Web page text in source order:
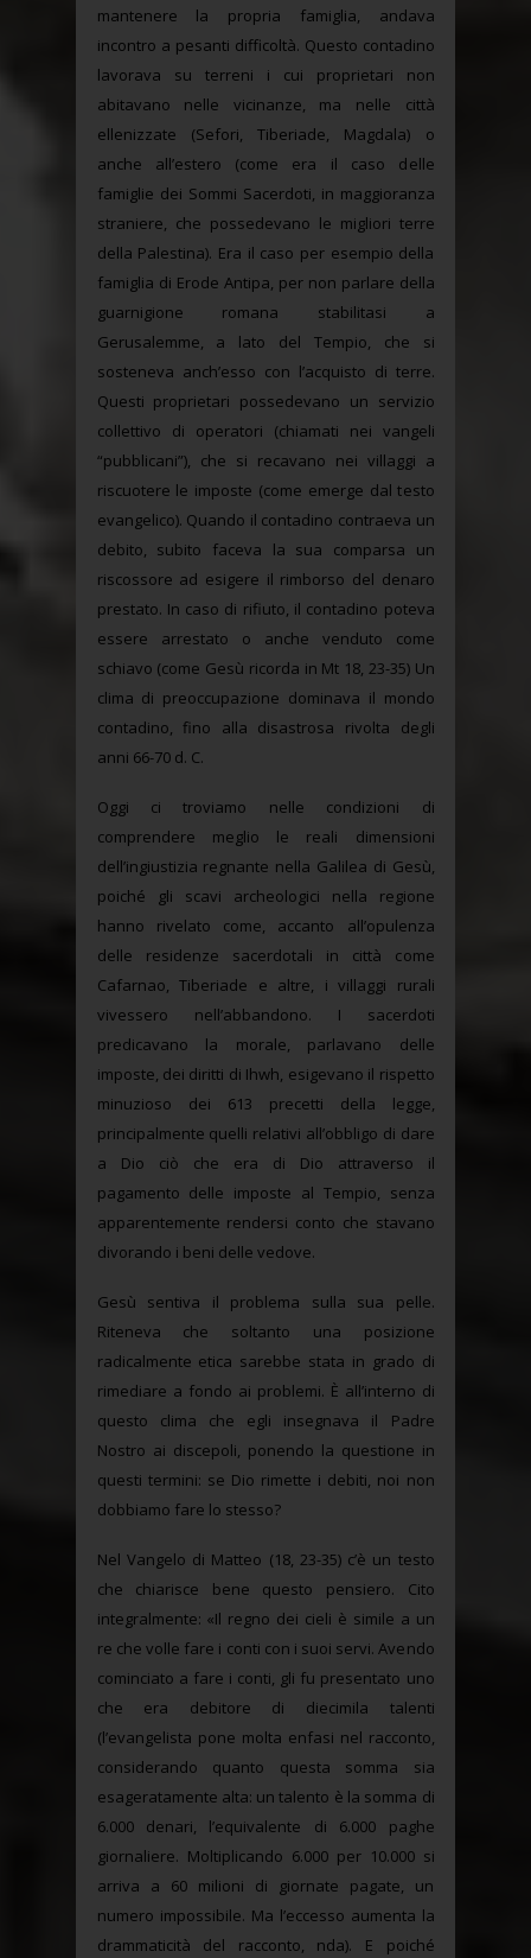
mantenere la propria famiglia, andava
incontro a pesanti difficoltà. Questo contadino
lavorava su terreni i cui proprietari non
abitavano nelle vicinanze, ma nelle città
ellenizzate (Sefori, Tiberiade, Magdala) o
anche all’estero (come era il caso delle
famiglie dei Sommi Sacerdoti, in maggioranza
straniere, che possedevano le migliori terre
della Palestina). Era il caso per esempio della
famiglia di Erode Antipa, per non parlare della
guarnigione romana stabilitasi a
Gerusalemme, a lato del Tempio, che si
sosteneva anch’esso con l’acquisto di terre.
Questi proprietari possedevano un servizio
collettivo di operatori (chiamati nei vangeli
“pubblicani”), che si recavano nei villaggi a
riscuotere le imposte (come emerge dal testo
evangelico). Quando il contadino contraeva un
debito, subito faceva la sua comparsa un
riscossore ad esigere il rimborso del denaro
prestato. In caso di rifiuto, il contadino poteva
essere arrestato o anche venduto come
schiavo (come Gesù ricorda in Mt 18, 23-35) Un
clima di preoccupazione dominava il mondo
contadino, fino alla disastrosa rivolta degli
anni 66-70 d. C.
Oggi ci troviamo nelle condizioni di
comprendere meglio le reali dimensioni
dell’ingiustizia regnante nella Galilea di Gesù,
poiché gli scavi archeologici nella regione
hanno rivelato come, accanto all’opulenza
delle residenze sacerdotali in città come
Cafarnao, Tiberiade e altre, i villaggi rurali
vivessero nell’abbandono. I sacerdoti
predicavano la morale, parlavano delle
imposte, dei diritti di Ihwh, esigevano il rispetto
minuzioso dei 613 precetti della legge,
principalmente quelli relativi all’obbligo di dare
a Dio ciò che era di Dio attraverso il
pagamento delle imposte al Tempio, senza
apparentemente rendersi conto che stavano
divorando i beni delle vedove.
Gesù sentiva il problema sulla sua pelle.
Riteneva che soltanto una posizione
radicalmente etica sarebbe stata in grado di
rimediare a fondo ai problemi. È all’interno di
questo clima che egli insegnava il Padre
Nostro ai discepoli, ponendo la questione in
questi termini: se Dio rimette i debiti, noi non
dobbiamo fare lo stesso?
Nel Vangelo di Matteo (18, 23-35) c’è un testo
che chiarisce bene questo pensiero. Cito
integralmente: «Il regno dei cieli è simile a un
re che volle fare i conti con i suoi servi. Avendo
cominciato a fare i conti, gli fu presentato uno
che era debitore di diecimila talenti
(l’evangelista pone molta enfasi nel racconto,
considerando quanto questa somma sia
esageratamente alta: un talento è la somma di
6.000 denari, l’equivalente di 6.000 paghe
giornaliere. Moltiplicando 6.000 per 10.000 si
arriva a 60 milioni di giornate pagate, un
numero impossibile. Ma l’eccesso aumenta la
drammaticità del racconto, nda). E poiché